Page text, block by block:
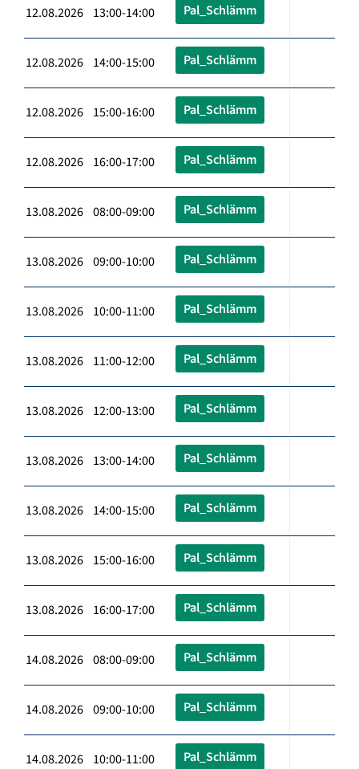
12.08.2026 13:00-14:00 Pal_Schlämm
12.08.2026 14:00-15:00 Pal_Schlämm
12.08.2026 15:00-16:00 Pal_Schlämm
12.08.2026 16:00-17:00 Pal_Schlämm
13.08.2026 08:00-09:00 Pal_Schlämm
13.08.2026 09:00-10:00 Pal_Schlämm
13.08.2026 10:00-11:00 Pal_Schlämm
13.08.2026 11:00-12:00 Pal_Schlämm
13.08.2026 12:00-13:00 Pal_Schlämm
13.08.2026 13:00-14:00 Pal_Schlämm
13.08.2026 14:00-15:00 Pal_Schlämm
13.08.2026 15:00-16:00 Pal_Schlämm
13.08.2026 16:00-17:00 Pal_Schlämm
14.08.2026 08:00-09:00 Pal_Schlämm
14.08.2026 09:00-10:00 Pal_Schlämm
14.08.2026 10:00-11:00 Pal_Schlämm